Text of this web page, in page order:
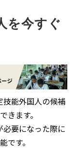
を今すぐ
技能外国人の候補
きます。
要になった際に
です。